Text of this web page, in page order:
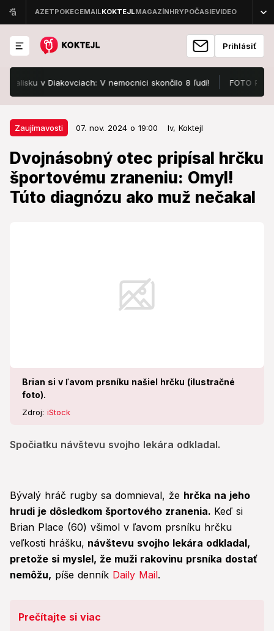
Prihlásiť
v Diakovciach: V nemocnici skončilo 8 ľudí! FOTO Pozrite,
Zaujímavosti 07. nov. 2024 o 19:00 lv, Koktejl
Dvojnásobný otec pripísal hrčku
športovému zraneniu: Omyl!
Túto diagnózu ako muž nečakal
Brian si v ľavom prsníku našiel hrčku (ilustračné
foto).
Zdroj: iStock
Spočiatku návštevu svojho lekára odkladal.
Zaujímavosti 07. nov. 2024 o 19:00
Dvojnásobný otec pripísal hrčku
športovému zraneniu: Omyl! Túto
diagnózu ako muž nečakal
Bývalý hráč rugby sa domnieval, že hrčka na jeho
hrudi je dôsledkom športového zranenia. Keď si
Brian Place (60) všimol v ľavom prsníku hrčku
veľkosti hrášku, návštevu svojho lekára odkladal,
pretože si myslel, že muži rakovinu prsníka dostať
nemôžu, píše denník Daily Mail.
Prečítajte si viac